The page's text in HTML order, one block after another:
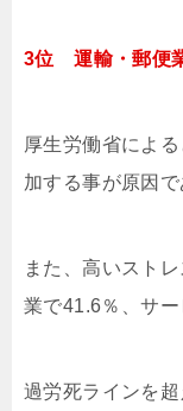
3位 運輸・郵便
厚生労働省によ
加する事が原因で
また、高いスト
業で41.6％、サー
過労死ラインを